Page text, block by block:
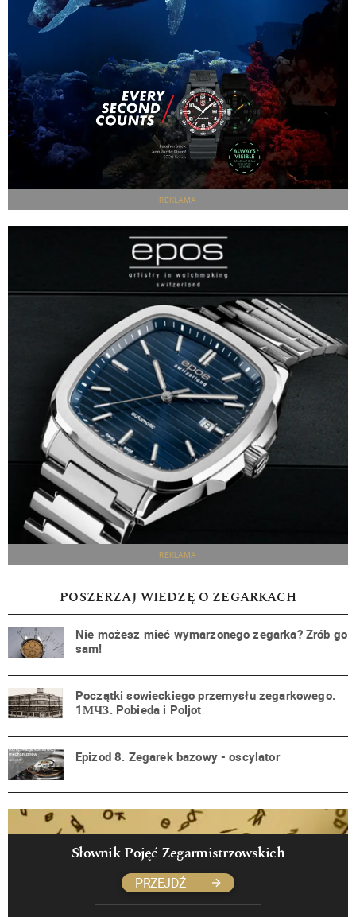
REKLAMA
REKLAMA
POSZERZAJ WIEDZĘ O ZEGARKACH
Nie możesz mieć wymarzonego zegarka? Zrób go
sam!
Początki sowieckiego przemysłu zegarkowego.
1МЧЗ. Pobieda i Poljot
Epizod 8. Zegarek bazowy - oscylator
Słownik Pojęć Zegarmistrzowskich
PRZEJDŹ